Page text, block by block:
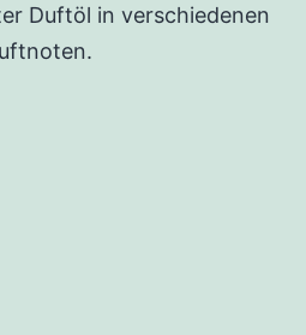
Duftöl in verschiedenen